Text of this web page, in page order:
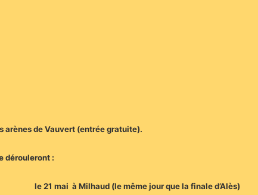
arènes de Vauvert (entrée gratuite).
dérouleront :
le 21 mai à Milhaud (le même jour que la finale d’Alès)